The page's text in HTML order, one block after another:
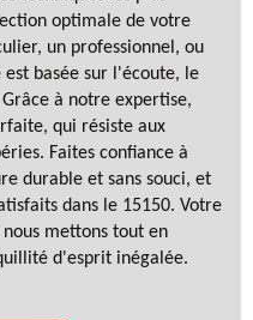
optimale de votre
un professionnel, ou
basée sur l'écoute, le
à notre expertise,
qui résiste aux
Faites confiance à
durable et sans souci, et
dans le 15150. Votre
mettons tout en
d'esprit inégalée.